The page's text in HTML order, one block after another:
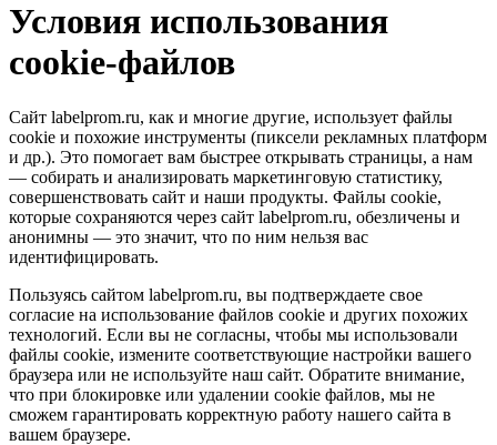
Условия использования
cookie-файлов
Сайт labelprom.ru, как и многие другие, использует файлы
cookie и похожие инструменты (пиксели рекламных платформ
и др.). Это помогает вам быстрее открывать страницы, а нам
— собирать и анализировать маркетинговую статистику,
совершенствовать сайт и наши продукты. Файлы сookie,
которые сохраняются через сайт labelprom.ru, обезличены и
анонимны — это значит, что по ним нельзя вас
идентифицировать.
Пользуясь сайтом labelprom.ru, вы подтверждаете свое
согласие на использование файлов cookie и других похожих
технологий. Если вы не согласны, чтобы мы использовали
файлы cookie, измените соответствующие настройки вашего
браузера или не используйте наш сайт. Обратите внимание,
что при блокировке или удалении cookie файлов, мы не
сможем гарантировать корректную работу нашего сайта в
вашем браузере.